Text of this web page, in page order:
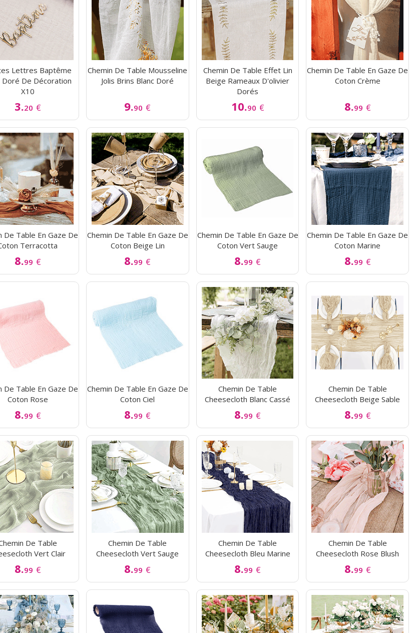
Lettres Baptême
Doré De Décoration
X10
3.20 €
Chemin De Table Mousseline
Jolis Brins Blanc Doré
9.90 €
Chemin De Table Effet Lin
Beige Rameaux D'olivier
Dorés
10.90 €
Chemin De Table En Gaze De
Coton Crème
8.99 €
De Table En Gaze De
Terracotta
8.99 €
Chemin De Table En Gaze De
Coton Beige Lin
8.99 €
Chemin De Table En Gaze De
Coton Vert Sauge
8.99 €
Chemin De Table En Gaze De
Coton Marine
8.99 €
De Table En Gaze De
Coton Rose
8.99 €
Chemin De Table En Gaze De
Coton Ciel
8.99 €
Chemin De Table
Cheesecloth Blanc Cassé
8.99 €
Chemin De Table
Cheesecloth Beige Sable
8.99 €
De Table
Vert Clair
8.99 €
Chemin De Table
Cheesecloth Vert Sauge
8.99 €
Chemin De Table
Cheesecloth Bleu Marine
8.99 €
Chemin De Table
Cheesecloth Rose Blush
8.99 €